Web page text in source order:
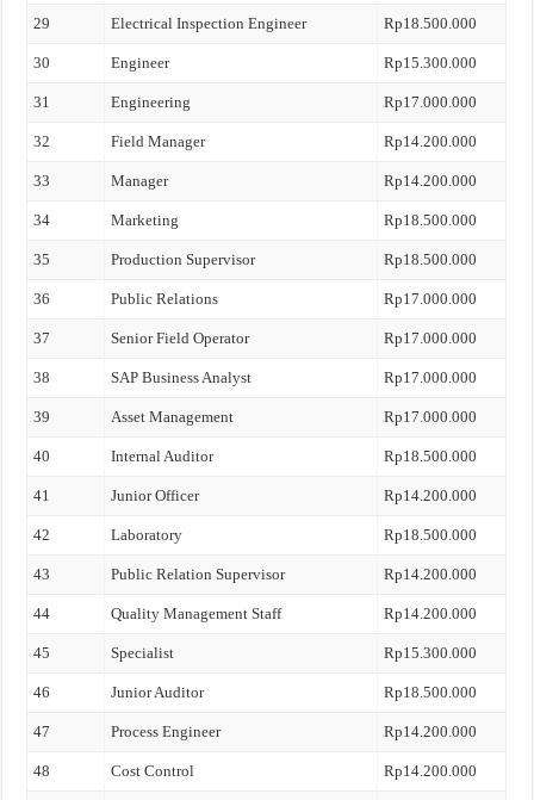
29 Electrical Inspection Engineer Rp18.500.000
30 Engineer Rp15.300.000
31 Engineering Rp17.000.000
32 Field Manager Rp14.200.000
33 Manager Rp14.200.000
34 Marketing Rp18.500.000
35 Production Supervisor Rp18.500.000
36 Public Relations Rp17.000.000
37 Senior Field Operator Rp17.000.000
38 SAP Business Analyst Rp17.000.000
39 Asset Management Rp17.000.000
40 Internal Auditor Rp18.500.000
41 Junior Officer Rp14.200.000
42 Laboratory Rp18.500.000
43 Public Relation Supervisor Rp14.200.000
44 Quality Management Staff Rp14.200.000
45 Specialist Rp15.300.000
46 Junior Auditor Rp18.500.000
47 Process Engineer Rp14.200.000
48 Cost Control Rp14.200.000